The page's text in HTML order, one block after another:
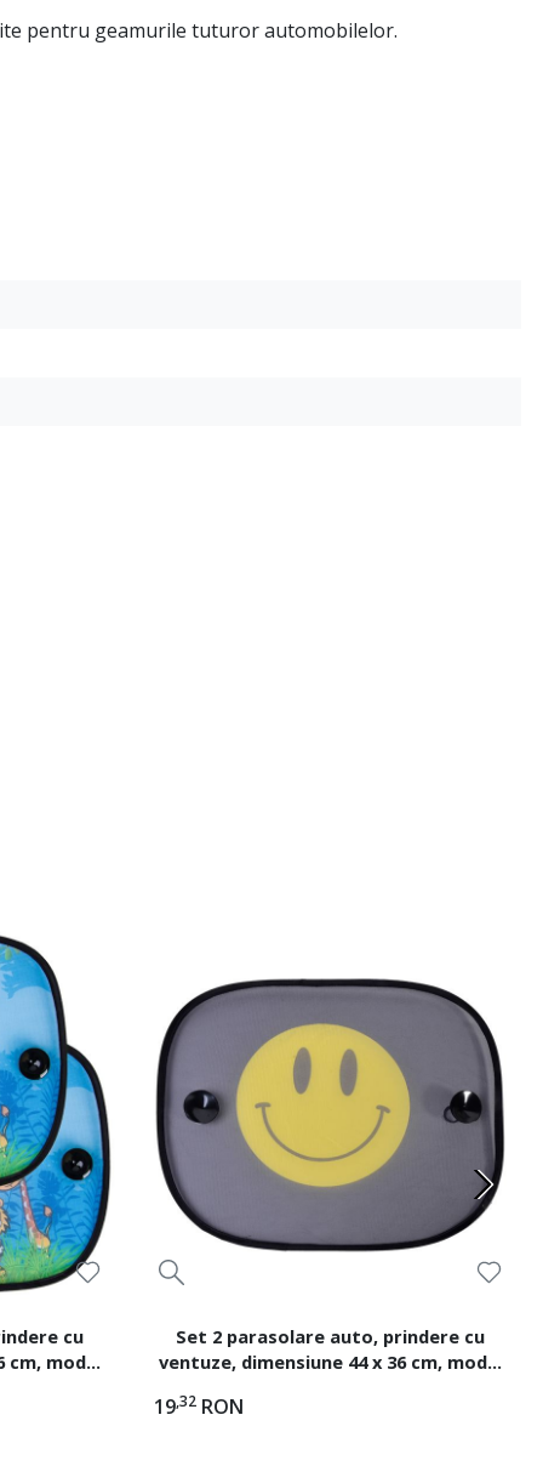
pentru geamurile tuturor automobilelor.
cu
cm, model
Set 2 parasolare auto, prindere cu
ventuze, dimensiune 44 x 36 cm, model
19,32 RON